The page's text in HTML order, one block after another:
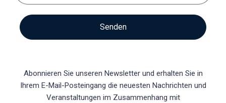
Senden
Abonnieren Sie unseren Newsletter und erhalten Sie in
Ihrem E-Mail-Posteingang die neuesten Nachrichten und
Veranstaltungen im Zusammenhang mit